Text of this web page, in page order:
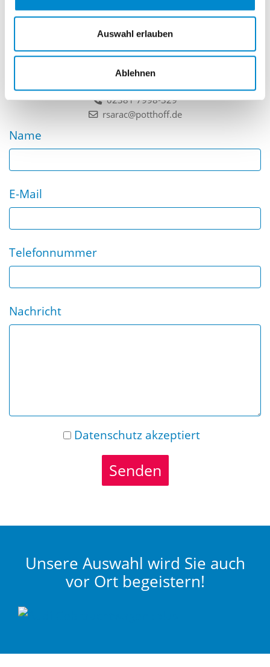
Auswahl erlauben
Ablehnen
Rafet Can Sarac
02381 7998-329
rsarac@potthoff.de
Name
E-Mail
Telefonnummer
Nachricht
Datenschutzakzeptiert
Senden
Unsere Auswahl wird Sie auch
vor Ort begeistern!